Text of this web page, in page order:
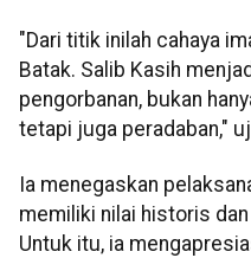
"Dari titik inilah cahaya
Batak. Salib Kasih
pengorbanan, bukan
tetapi juga peradaban,"
Ia menegaskan
memiliki nilai historis
Untuk itu, ia